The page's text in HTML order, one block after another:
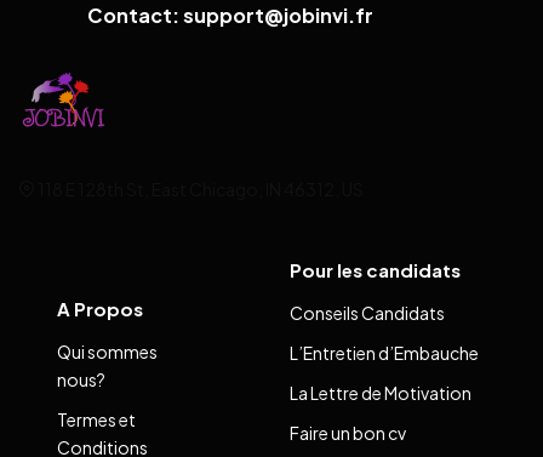
Contact: support@jobinvi.fr
A Propos
Qui sommes
nous?
Termes et
Conditions
Pour les candidats
Conseils Candidats
L’Entretien d’Embauche
La Lettre de Motivation
Faire un bon cv